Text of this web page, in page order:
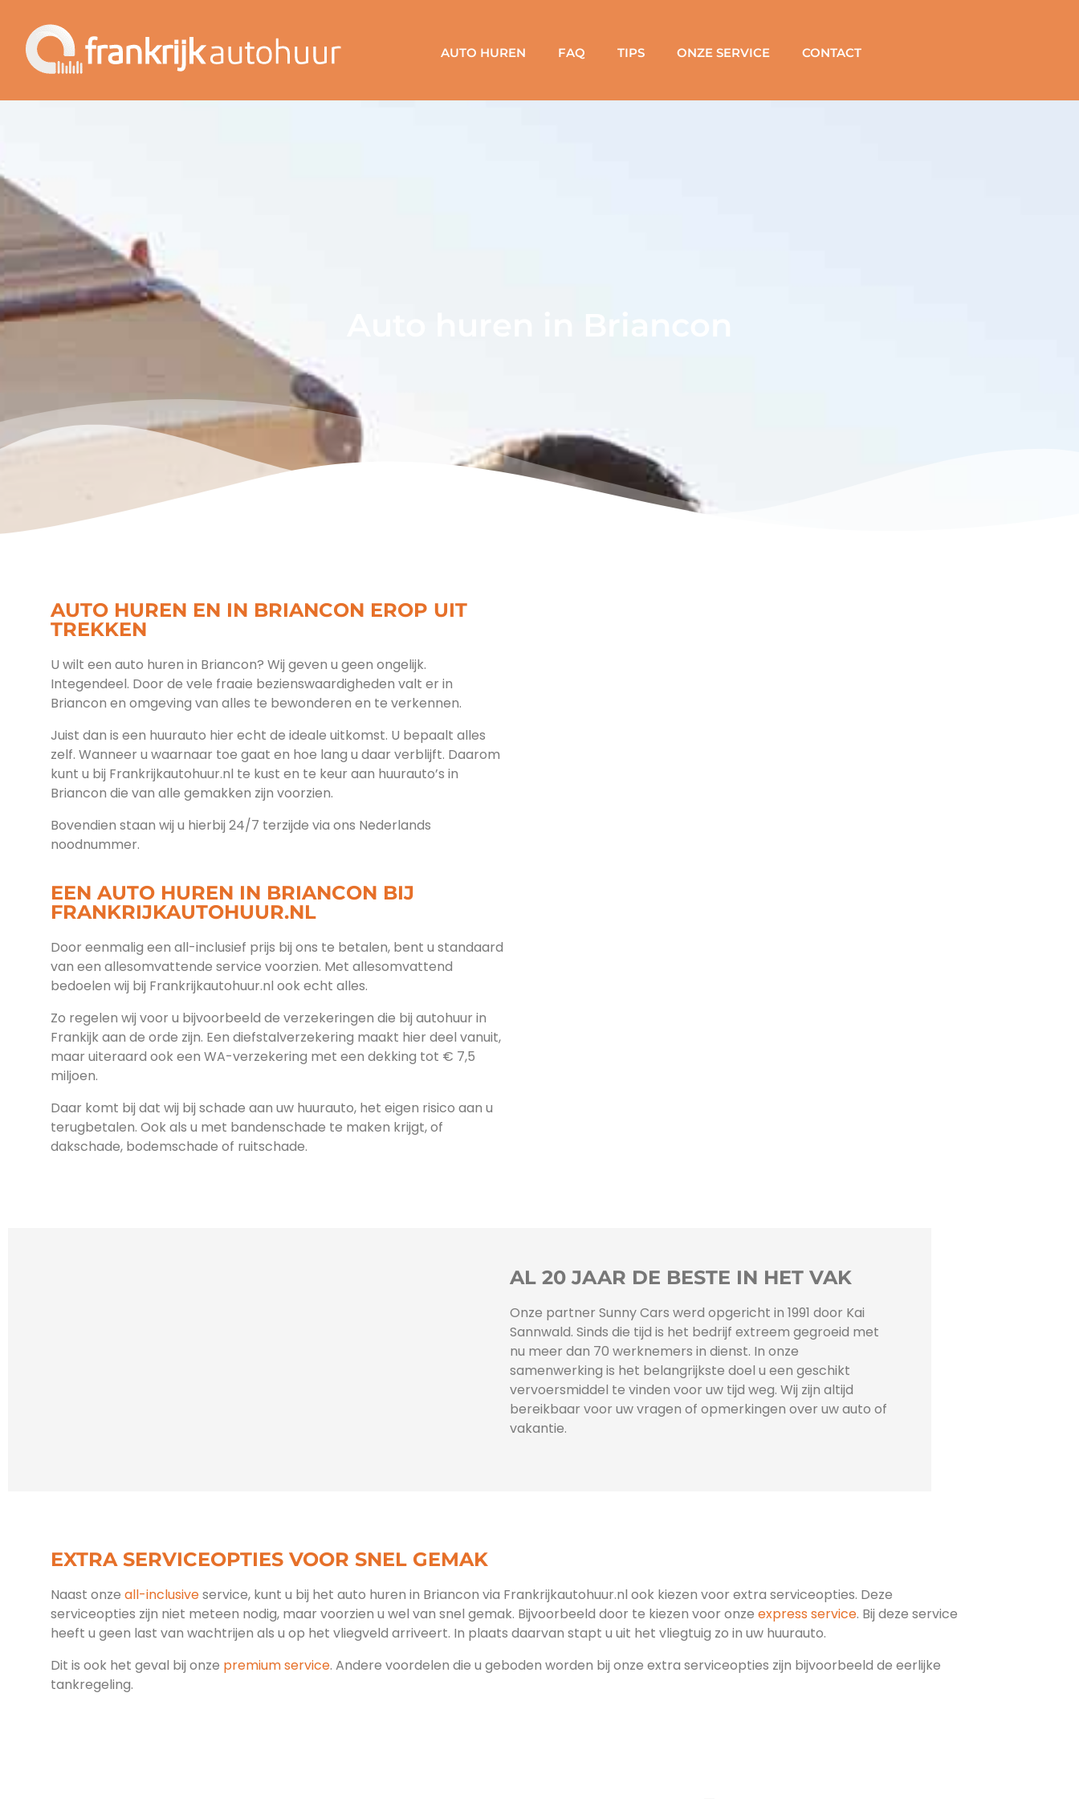
AUTO HUREN FAQ TIPS ONZE SERVICE CONTACT
AUTO HUREN EN IN BRIANCON EROP UIT
TREKKEN
U wilt een auto huren in Briancon? Wij geven u geen ongelijk.
Integendeel. Door de vele fraaie bezienswaardigheden valt er in
Briancon en omgeving van alles te bewonderen en te verkennen.
Juist dan is een huurauto hier echt de ideale uitkomst. U bepaalt alles
zelf. Wanneer u waarnaar toe gaat en hoe lang u daar verblijft. Daarom
kunt u bij Frankrijkautohuur.nl te kust en te keur aan huurauto’s in
Briancon die van alle gemakken zijn voorzien.
Bovendien staan wij u hierbij 24/7 terzijde via ons Nederlands
noodnummer.
EEN AUTO HUREN IN BRIANCON BIJ
FRANKRIJKAUTOHUUR.NL
Door eenmalig een all-inclusief prijs bij ons te betalen, bent u standaard
van een allesomvattende service voorzien. Met allesomvattend
bedoelen wij bij Frankrijkautohuur.nl ook echt alles.
Zo regelen wij voor u bijvoorbeeld de verzekeringen die bij autohuur in
Frankijk aan de orde zijn. Een diefstalverzekering maakt hier deel vanuit,
maar uiteraard ook een WA-verzekering met een dekking tot € 7,5
miljoen.
Daar komt bij dat wij bij schade aan uw huurauto, het eigen risico aan u
terugbetalen. Ook als u met bandenschade te maken krijgt, of
dakschade, bodemschade of ruitschade.
AL 20 JAAR DE BESTE IN HET VAK
Onze partner Sunny Cars werd opgericht in 1991 door Kai
Sannwald. Sinds die tijd is het bedrijf extreem gegroeid met
nu meer dan 70 werknemers in dienst. In onze
samenwerking is het belangrijkste doel u een geschikt
vervoersmiddel te vinden voor uw tijd weg. Wij zijn altijd
bereikbaar voor uw vragen of opmerkingen over uw auto of
vakantie.
EXTRA SERVICEOPTIES VOOR SNEL GEMAK
Naast onze all-inclusiveservice, kunt u bij het auto huren in Briancon via Frankrijkautohuur.nl ook kiezen voor extra serviceopties. Deze
serviceopties zijn niet meteen nodig, maar voorzien u wel van snel gemak. Bijvoorbeeld door te kiezen voor onze express service. Bij deze service
heeft u geen last van wachtrijen als u op het vliegveld arriveert. In plaats daarvan stapt u uit het vliegtuig zo in uw huurauto.
Dit is ook het geval bij onze premium service. Andere voordelen die u geboden worden bij onze extra serviceopties zijn bijvoorbeeld de eerlijke
tankregeling.